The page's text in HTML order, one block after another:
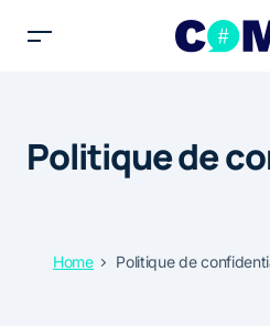
Politique de
Home Politique de